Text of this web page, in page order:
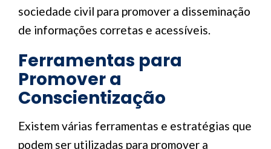
sociedade civil para promover a disseminação
de informações corretas e acessíveis.
Ferramentas para
Promover a
Conscientização
Existem várias ferramentas e estratégias que
podem ser utilizadas para promover a